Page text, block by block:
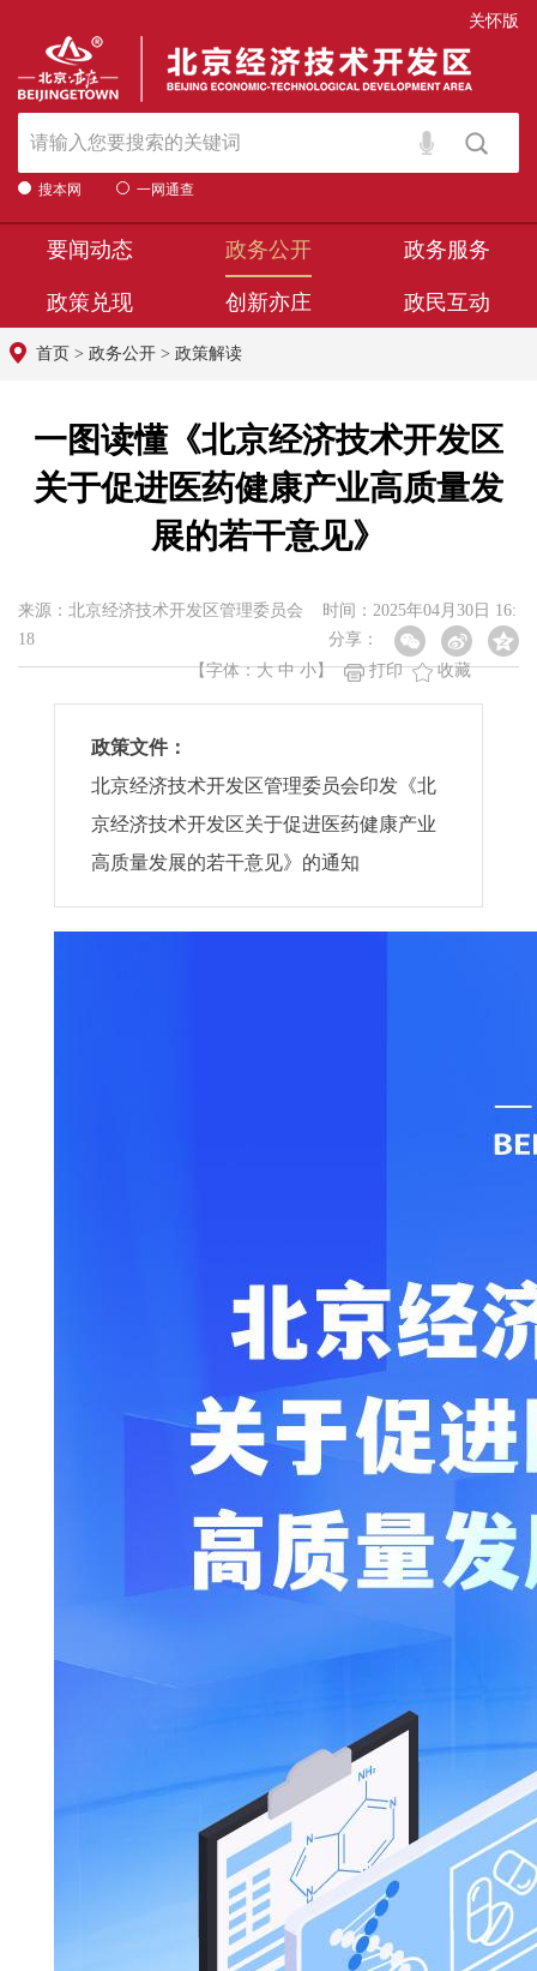
关怀版
搜本网 一网通查
要闻动态 政务公开 政务服务
政策兑现 创新亦庄 政民互动
首页 > 政务公开 > 政策解读
一图读懂《北京经济技术开发区
关于促进医药健康产业高质量发
展的若干意见》
来源：北京经济技术开发区管理委员会 时间：2025年04月30日 16:
18
分享：
【字体：大 中 小】 打印 收藏
政策文件：
北京经济技术开发区管理委员会印发《北
京经济技术开发区关于促进医药健康产业
高质量发展的若干意见》的通知